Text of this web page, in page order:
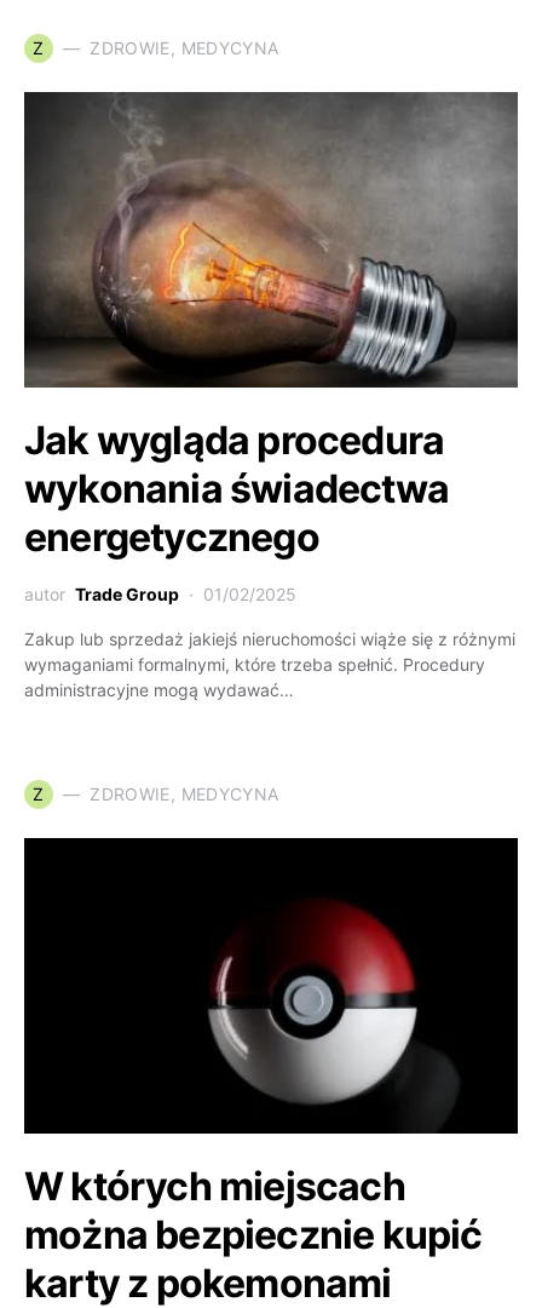
Z ZDROWIE, MEDYCYNA
Jak wygląda procedura
wykonania świadectwa
energetycznego
autor Trade Group 01/02/2025
Zakup lub sprzedaż jakiejś nieruchomości wiąże się z różnymi
wymaganiami formalnymi, które trzeba spełnić. Procedury
administracyjne mogą wydawać…
Z ZDROWIE, MEDYCYNA
W których miejscach
można bezpiecznie kupić
karty z pokemonami